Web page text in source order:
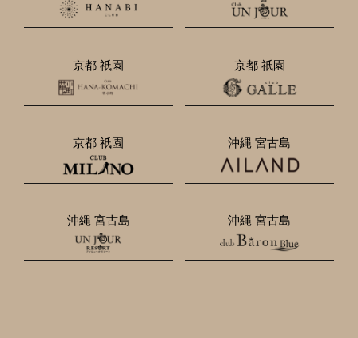
京都 祇園 京都 祇園
京都 祇園 沖縄 宮古島
沖縄 宮古島 沖縄 宮古島